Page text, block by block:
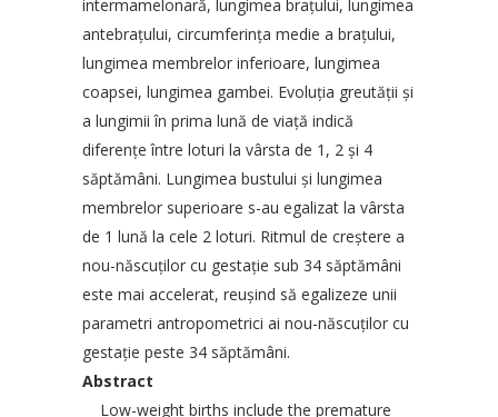
intermamelonară, lungimea braţului, lungimea
antebraţului, circumferinţa medie a braţului,
lungimea membrelor inferioare, lungimea
coapsei, lungimea gambei. Evoluţia greutăţii şi
a lungimii în prima lună de viaţă indică
diferenţe între loturi la vârsta de 1, 2 şi 4
săptămâni. Lungimea bustului şi lungimea
membrelor superioare s-au egalizat la vârsta
de 1 lună la cele 2 loturi. Ritmul de creştere a
nou-născuţilor cu gestaţie sub 34 săptămâni
este mai accelerat, reuşind să egalizeze unii
parametri antropometrici ai nou-născuţilor cu
gestaţie peste 34 săptămâni.
Abstract
Low-weight births include the premature